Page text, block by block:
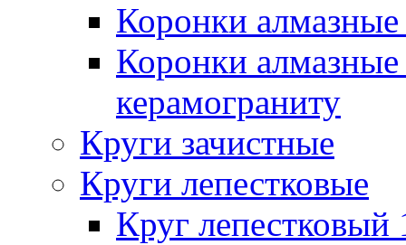
Коронки
Коронки
керамограниту
Круги зачистные
Круги лепестковые
Круг